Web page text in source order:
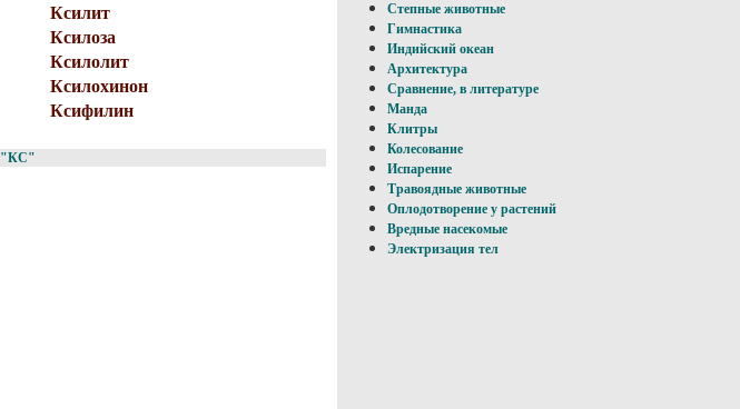
Ксилит
Ксилоза
Ксилолит
Ксилохинон
Ксифилин
"КС"
Степные животные
Гимнастика
Индийский океан
Архитектура
Сравнение, в литературе
Манда
Клитры
Колесование
Испарение
Травоядные животные
Оплодотворение у pacтений
Вредные насекомые
Электризация тел